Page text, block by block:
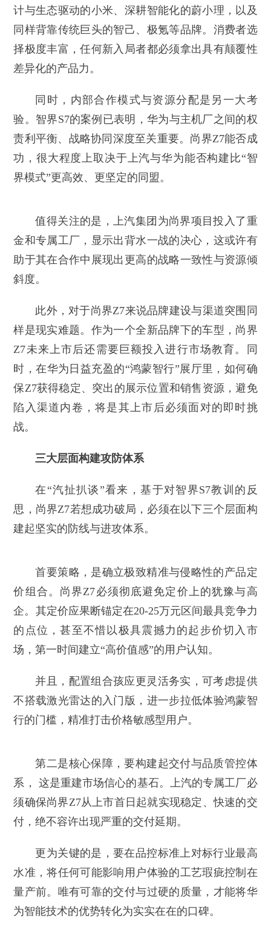
计与生态驱动的小米、深耕智能化的蔚小理，以及
同样背靠传统巨头的智己、极氪等品牌。消费者选
择极度丰富，任何新入局者都必须拿出具有颠覆性
差异化的产品力。
同时，内部合作模式与资源分配是另一大考
验。智界S7的案例已表明，华为与主机厂之间的权
责利平衡、战略协同深度至关重要。尚界Z7能否成
功，很大程度上取决于上汽与华为能否构建比“智
界模式”更高效、更坚定的同盟。
值得关注的是，上汽集团为尚界项目投入了重
金和专属工厂，显示出背水一战的决心，这或许有
助于其在合作中展现出更高的战略一致性与资源倾
斜度。
此外，对于尚界Z7来说品牌建设与渠道突围同
样是现实难题。作为一个全新品牌下的车型，尚界
Z7未来上市后还需要巨额投入进行市场教育。同
时，在华为日益充盈的“鸿蒙智行”展厅里，如何确
保Z7获得稳定、突出的展示位置和销售资源，避免
陷入渠道内卷，将是其上市后必须面对的即时挑
战。
三大层面构建攻防体系
在“汽扯扒谈”看来，基于对智界S7教训的反
思，尚界Z7若想成功破局，必须在以下三个层面构
建起坚实的防线与进攻体系。
首要策略，是确立极致精准与侵略性的产品定
价组合。尚界Z7必须彻底避免定价上的犹豫与高
企。其定价应果断锚定在20-25万元区间最具竞争力
的点位，甚至不惜以极具震撼力的起步价切入市
场，第一时间建立“高价值感”的用户认知。
并且，配置组合孩应更灵活务实，可考虑提供
不搭载激光雷达的入门版，进一步拉低体验鸿蒙智
行的门槛，精准打击价格敏感型用户。
第二是核心保障，要构建起交付与品质管控体
系， 这是重建市场信心的基石。上汽的专属工厂必
须确保尚界Z7从上市首日起就实现稳定、快速的交
付，绝不容许出现严重的交付延期。
更为关键的是，要在品控标准上对标行业最高
水准，将任何可能影响用户体验的工艺瑕疵控制在
量产前。唯有可靠的交付与过硬的质量，才能将华
为智能技术的优势转化为实实在在的口碑。